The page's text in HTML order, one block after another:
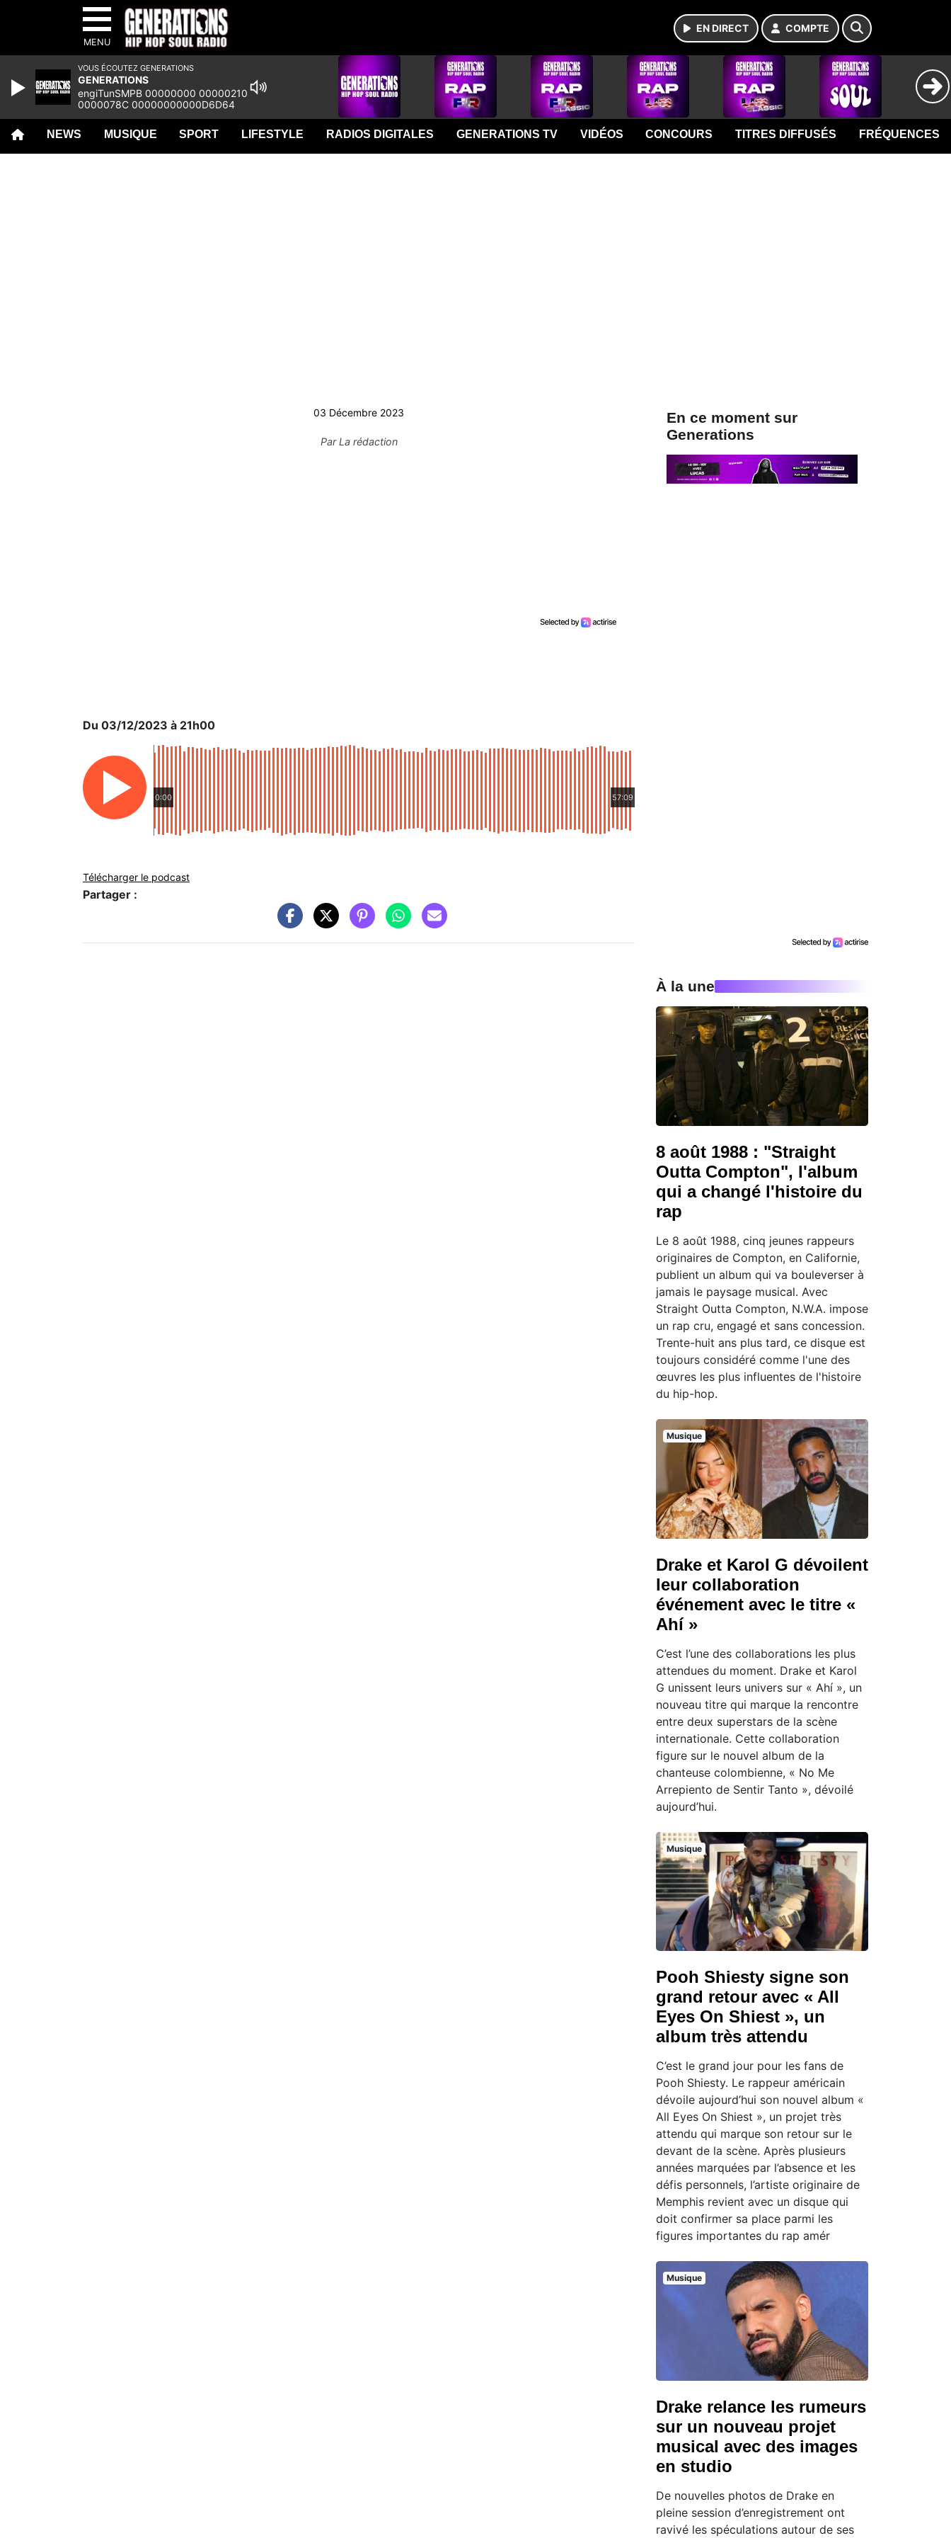
MENU
EN DIRECT COMPTE
NEWS MUSIQUE SPORT LIFESTYLE RADIOS DIGITALES GENERATIONS TV VIDÉOS CONCOURS TITRES DIFFUSÉS FRÉQUENCES
03 Décembre 2023
ParLa rédaction
Du 03/12/2023 à 21h00
0:00 57:09
Télécharger le podcast
Partager :
En ce moment sur
Generations
À la une
8 août 1988 : "Straight
Outta Compton", l'album
qui a changé l'histoire du
rap
Le 8 août 1988, cinq jeunes rappeurs
originaires de Compton, en Californie,
publient un album qui va bouleverser à
jamais le paysage musical. Avec
Straight Outta Compton, N.W.A. impose
un rap cru, engagé et sans concession.
Trente-huit ans plus tard, ce disque est
toujours considéré comme l'une des
œuvres les plus influentes de l'histoire
du hip-hop.
Musique
Drake et Karol G dévoilent
leur collaboration
événement avec le titre «
Ahí »
C’est l’une des collaborations les plus
attendues du moment. Drake et Karol
G unissent leurs univers sur « Ahí », un
nouveau titre qui marque la rencontre
entre deux superstars de la scène
internationale. Cette collaboration
figure sur le nouvel album de la
chanteuse colombienne, « No Me
Arrepiento de Sentir Tanto », dévoilé
aujourd’hui.
Musique
Pooh Shiesty signe son
grand retour avec « All
Eyes On Shiest », un
album très attendu
C’est le grand jour pour les fans de
Pooh Shiesty. Le rappeur américain
dévoile aujourd’hui son nouvel album «
All Eyes On Shiest », un projet très
attendu qui marque son retour sur le
devant de la scène. Après plusieurs
années marquées par l’absence et les
défis personnels, l’artiste originaire de
Memphis revient avec un disque qui
doit confirmer sa place parmi les
figures importantes du rap amér
Musique
Drake relance les rumeurs
sur un nouveau projet
musical avec des images
en studio
De nouvelles photos de Drake en
pleine session d’enregistrement ont
ravivé les spéculations autour de ses
VOUS ÉCOUTEZ GENERATIONS
GENERATIONS
engiTunSMPB 00000000 00000210
0000078C 00000000000D6D64
00000000 00000000 00000000
00000000 00000000